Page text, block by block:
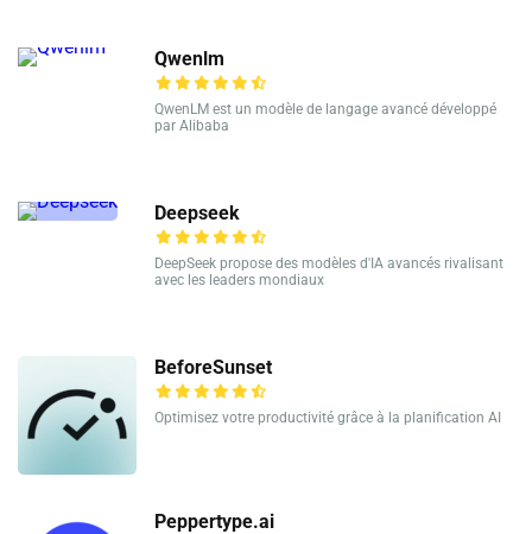
Qwenlm
QwenLM est un modèle de langage avancé développé
par Alibaba
Deepseek
DeepSeek propose des modèles d'IA avancés rivalisant
avec les leaders mondiaux
BeforeSunset
Optimisez votre productivité grâce à la planification AI
Peppertype.ai